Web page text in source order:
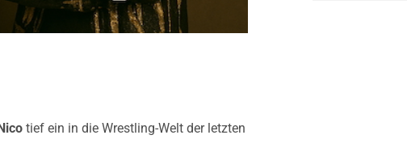
Nico tief ein in die Wrestling-Welt der letzten